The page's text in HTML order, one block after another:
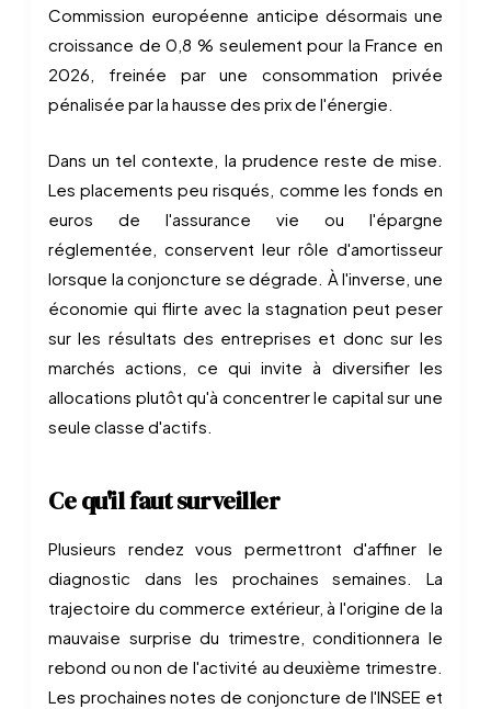
Commission européenne anticipe désormais une
croissance de 0,8 % seulement pour la France en
2026, freinée par une consommation privée
pénalisée par la hausse des prix de l'énergie.
Dans un tel contexte, la prudence reste de mise.
Les placements peu risqués, comme les fonds en
euros de l'assurance vie ou l'épargne
réglementée, conservent leur rôle d'amortisseur
lorsque la conjoncture se dégrade. À l'inverse, une
économie qui flirte avec la stagnation peut peser
sur les résultats des entreprises et donc sur les
marchés actions, ce qui invite à diversifier les
allocations plutôt qu'à concentrer le capital sur une
seule classe d'actifs.
Ce qu'il faut surveiller
Plusieurs rendez vous permettront d'affiner le
diagnostic dans les prochaines semaines. La
trajectoire du commerce extérieur, à l'origine de la
mauvaise surprise du trimestre, conditionnera le
rebond ou non de l'activité au deuxième trimestre.
Les prochaines notes de conjoncture de l'INSEE et